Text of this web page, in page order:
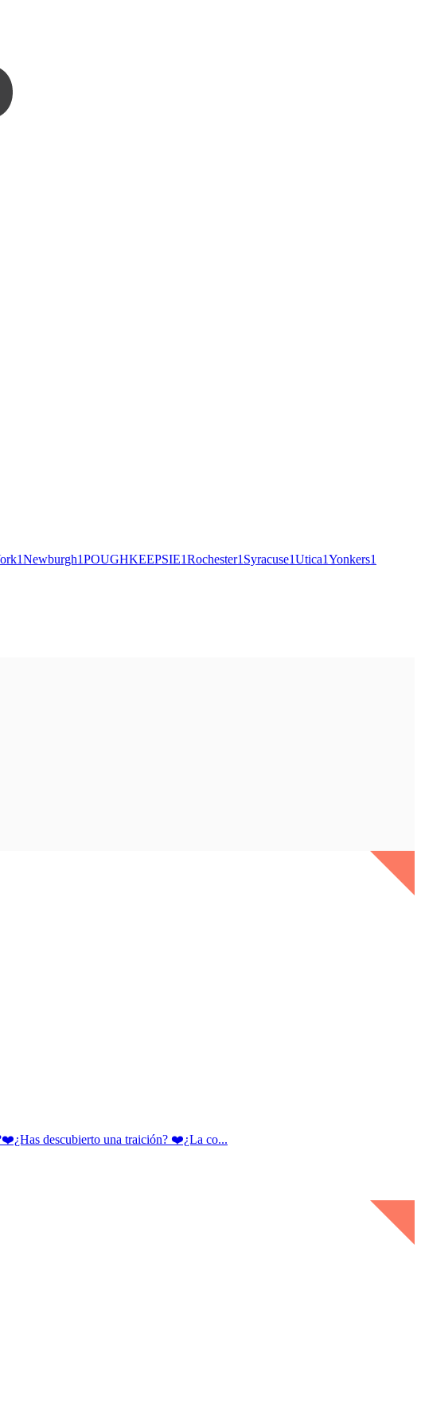
1Newburgh1POUGHKEEPSIE1Rochester1Syracuse1Utica1Yonkers1
descubierto una traición? ❤️¿La co...